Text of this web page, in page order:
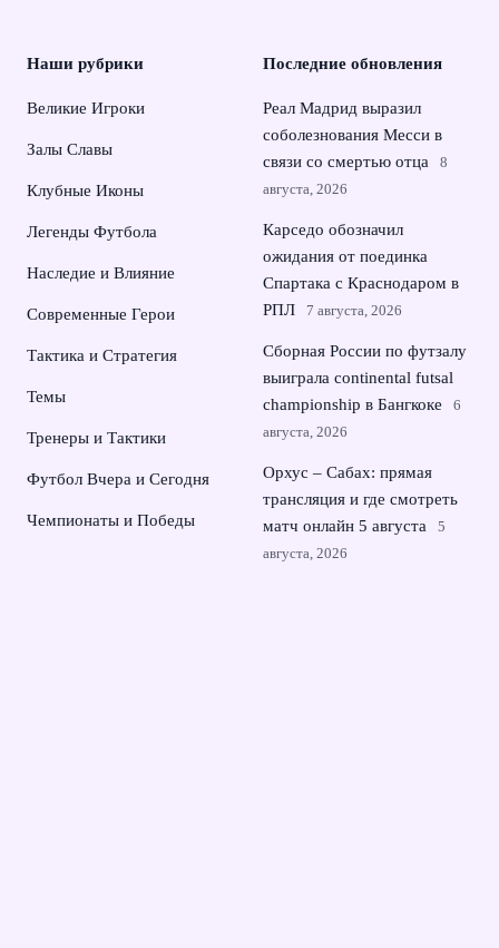
Наши рубрики
Великие Игроки
Залы Славы
Клубные Иконы
Легенды Футбола
Наследие и Влияние
Современные Герои
Тактика и Стратегия
Темы
Тренеры и Тактики
Футбол Вчера и Сегодня
Чемпионаты и Победы
Последние обновления
Реал Мадрид выразил
соболезнования Месси в
связи со смертью отца
8
августа, 2026
Карседо обозначил
ожидания от поединка
Спартака с Краснодаром в
РПЛ
7 августа, 2026
Сборная России по футзалу
выиграла continental futsal
championship в Бангкоке
6
августа, 2026
Орхус – Сабах: прямая
трансляция и где смотреть
матч онлайн 5 августа
5
августа, 2026